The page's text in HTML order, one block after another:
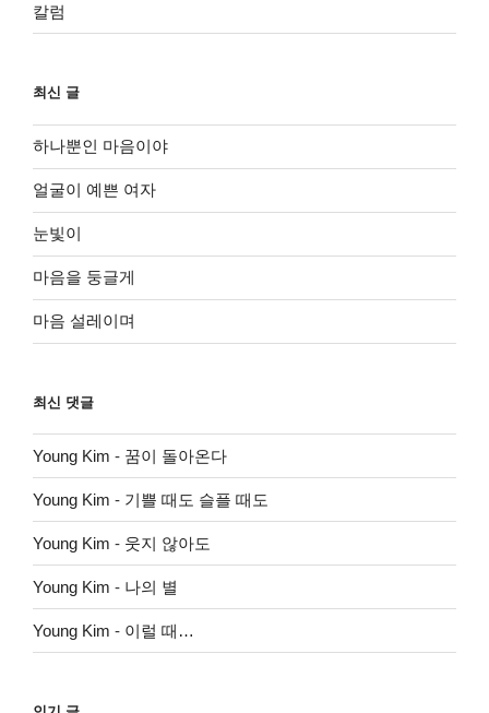
칼럼
최신 글
하나뿐인 마음이야
얼굴이 예쁜 여자
눈빛이
마음을 둥글게
마음 설레이며
최신 댓글
Young Kim - 꿈이 돌아온다
Young Kim - 기쁠 때도 슬플 때도
Young Kim - 웃지 않아도
Young Kim - 나의 별
Young Kim - 이럴 때…